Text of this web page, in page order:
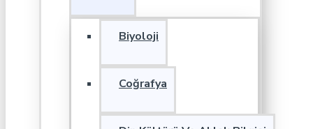
Biyoloji
Coğrafya